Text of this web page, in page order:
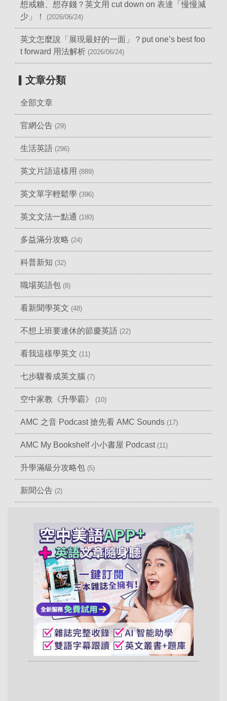
想戒糖、想存錢？英文用 cut down on 表達「慢慢減
少」！
(2026/06/24)
英文怎麼說「展現最好的一面」？put one’s best foo
t forward 用法解析 (2026/06/24)
▎文章分類
全部文章
官網公告 (29)
生活英語 (296)
英文片語這樣用 (889)
英文單字輕鬆學 (396)
英文文法一點通 (180)
多益滿分攻略 (24)
科普新知 (32)
職場英語包 (8)
看新聞學英文 (48)
不想上班要連休的節慶英語 (22)
看我這樣學英文 (11)
七步驟養成英文腦 (7)
空中家教《升學霸》 (10)
AMC 之音 Podcast 搶先看 AMC Sounds (17)
AMC My Bookshelf 小小書屋 Podcast (11)
升學滿級分攻略包 (5)
新聞公告 (2)